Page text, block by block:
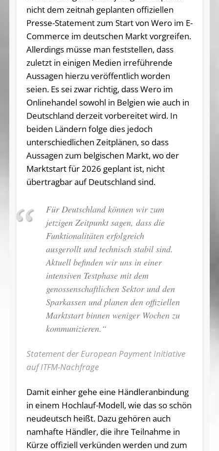
nicht dem zeitnah geplanten offiziellen
Presse-Statement zum Start von Wero im E-
Commerce im deutschen Markt vorgreifen.
Allerdings müsse man feststellen, dass
zuletzt in einigen Medien irreführende
Aussagen hierzu veröffentlich worden
seien. Es sei zwar richtig, dass Wero im
Onlinehandel sowohl in Belgien wie auch in
Deutschland derzeit vorbereitet wird. In
beiden Ländern folge dies jedoch
unterschiedlichen Zeitplänen, so dass
Aussagen zum belgischen Markt, wo der
Marktstart für 2026 geplant ist, nicht
übertragbar auf Deutschland sind.
Für Deutschland können wir zum
jetzigen Zeitpunkt sagen, dass die
Funktionalitäten erfolgreich
ausgerollt und technisch stabil sind.
Aktuell befinden wir uns in einer
intensiven Testphase mit dem
genossenschaftlichen Sektor und den
Sparkassen und planen den offiziellen
Marktstart binnen weniger Wochen zu
kommunizieren.“
Statement der European Payment Initiative
auf ITFM-Nachfrage
Damit einher gehe eine Händleranbindung
in einem Hochlauf-Modell, wie das so schön
neudeutsch heißt. Dazu gehören auch
namhafte Händler, die ihre Teilnahme in
Kürze offiziell verkünden werden und zum